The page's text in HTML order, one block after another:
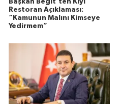
Başkan Begit’ten Kıyı
Restoran Açıklaması:
“Kamunun Malını Kimseye
Yedirmem”